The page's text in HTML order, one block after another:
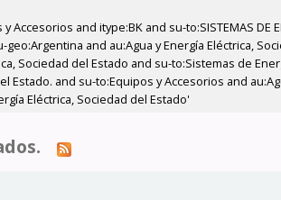
and itype:BK and su-to:SISTEMAS DE
and au:Agua y Energía Eléctrica,
Sociedad del Estado and su-to:Sistemas de
Estado. and su-to:Equipos y Accesorios and
Eléctrica, Sociedad del Estado'